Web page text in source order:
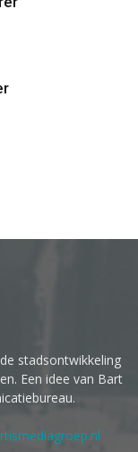
stadsontwikkeling
Een idee van Bart